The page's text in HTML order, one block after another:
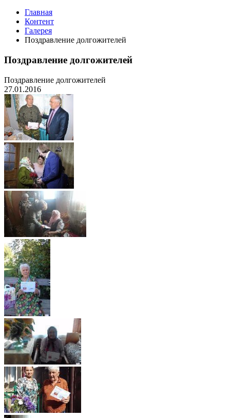
Главная
Контент
Галерея
Поздравление долгожителей
Поздравление долгожителей
Поздравление долгожителей
27.01.2016